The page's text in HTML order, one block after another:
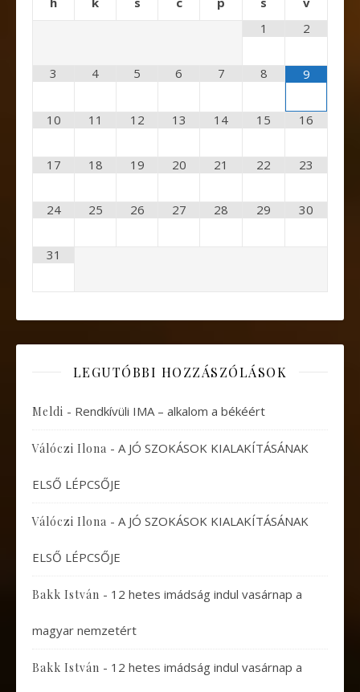
1
2
3 4 5 6 7 8 9
10 11 12 13 14 15 16
17 18 19 20 21 22 23
24 25 26 27 28 29 30
31
LEGUTÓBBI HOZZÁSZÓLÁSOK
Meldi - Rendkívüli IMA – alkalom a békéért
Válóczi Ilona - A JÓ SZOKÁSOK KIALAKÍTÁSÁNAK
ELSŐ LÉPCSŐJE
Válóczi Ilona - A JÓ SZOKÁSOK KIALAKÍTÁSÁNAK
ELSŐ LÉPCSŐJE
Bakk István - 12 hetes imádság indul vasárnap a
magyar nemzetért
Bakk István - 12 hetes imádság indul vasárnap a